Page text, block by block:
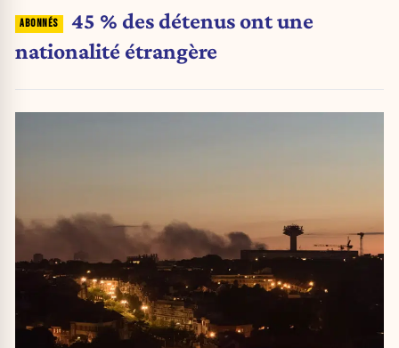
45 % des détenus ont une
nationalité étrangère